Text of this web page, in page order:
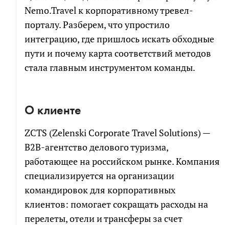
Nemo.Travel к корпоративному тревел-
порталу. Разберем, что упростило
интеграцию, где пришлось искать обходные
пути и почему карта соответствий методов
стала главным инструментом команды.
О клиенте
ZCTS (Zelenski Corporate Travel Solutions) —
B2B-агентство делового туризма,
работающее на российском рынке. Компания
специализируется на организации
командировок для корпоративных
клиентов: помогает сокращать расходы на
перелеты, отели и трансферы за счет